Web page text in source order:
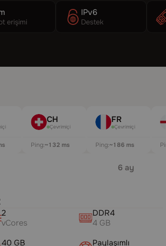
erişimi
IPv6
Destek
CH
Çevrimiçi
Ping:~133 ms
FR
Çevrimiçi
Ping:~178 ms
6 ay
2
vCores
DDR4
4 GB
40 GB
Paylaşımlı